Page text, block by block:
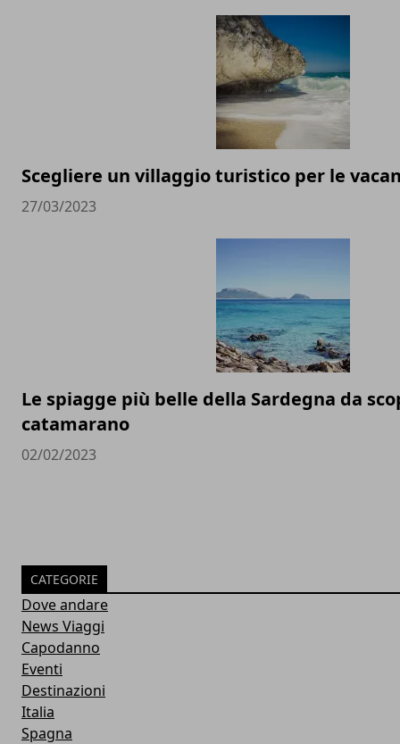
Scegliere un villaggio turistico per le
27/03/2023
Le spiagge più belle della Sardegna da
catamarano
02/02/2023
CATEGORIE
Dove andare
News Viaggi
Capodanno
Eventi
Destinazioni
Italia
Spagna